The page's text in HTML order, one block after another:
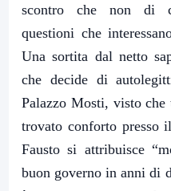
scontro che non di
questioni che
Una sortita dal netto
che decide di
Palazzo Mosti, visto
trovato conforto presso
Fausto si attribuisce
buon governo in anni di